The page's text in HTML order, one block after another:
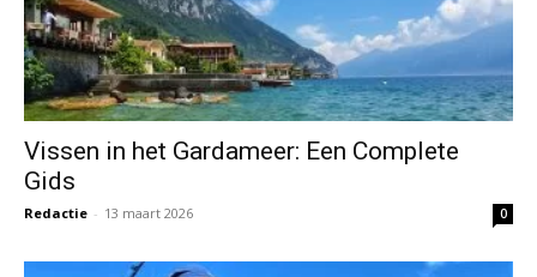
Vissen in het Gardameer: Een Complete
Gids
Redactie - 13 maart 2026 0